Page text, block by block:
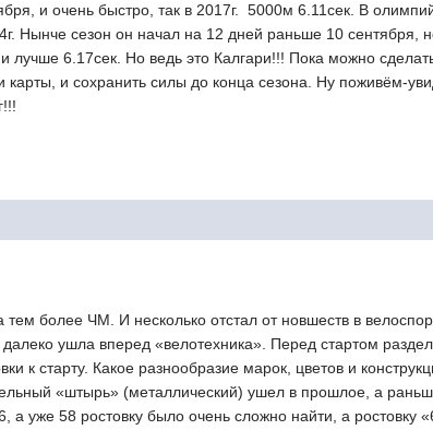
и очень быстро, так в 2017г. 5000м 6.11сек. В
Нынче сезон он начал на 12 дней раньше 10 сентября,
лучше 6.17сек. Но ведь это Калгари!!! Пока можно
карты, и сохранить силы до конца сезона. Ну поживём-
тем более ЧМ. И несколько отстал от новшеств в
ушла вперед «велотехника». Перед стартом
к старту. Какое разнообразие марок, цветов и
«штырь» (металлический) ушел в прошлое, а
а уже 58 ростовку было очень сложно найти, а